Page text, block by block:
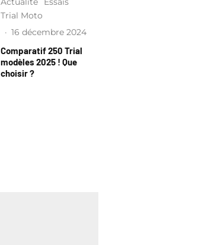
Trial Moto
· 16 décembre 2024
Comparatif 250 Trial
modèles 2025 ! Que
choisir ?